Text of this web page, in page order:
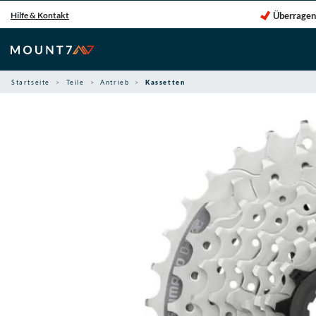
Inhalt
springen
Hilfe & Kontakt
Startseite Teile Antrieb Kassetten